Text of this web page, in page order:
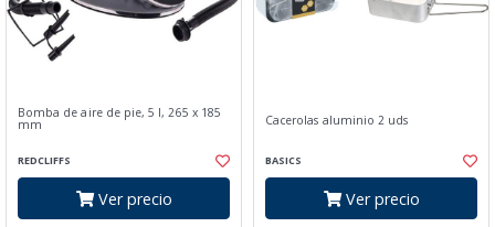
Bomba de aire de pie, 5 l, 265 x 185
mm
REDCLIFFS
Ver precio
Cacerolas aluminio 2 uds
BASICS
Ver precio